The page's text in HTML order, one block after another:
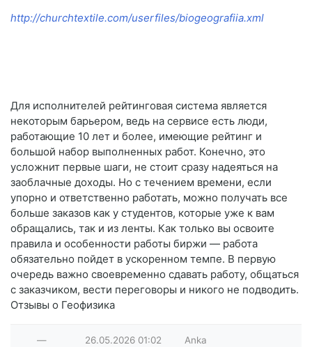
http://churchtextile.com/userfiles/biogeografiia.xml
Для исполнителей рейтинговая система является
некоторым барьером, ведь на сервисе есть люди,
работающие 10 лет и более, имеющие рейтинг и
большой набор выполненных работ. Конечно, это
усложнит первые шаги, не стоит сразу надеяться на
заоблачные доходы. Но с течением времени, если
упорно и ответственно работать, можно получать все
больше заказов как у студентов, которые уже к вам
обращались, так и из ленты. Как только вы освоите
правила и особенности работы биржи — работа
обязательно пойдет в ускоренном темпе. В первую
очередь важно своевременно сдавать работу, общаться
с заказчиком, вести переговоры и никого не подводить.
Отзывы о Геофизика
— 26.05.2026 01:02 Anka